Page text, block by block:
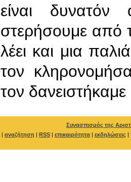
είναι
στερήσουμε από
λέει και μια
τον
τον
Συνασπισμός της
| αναζήτηση | RSS | επικαιρότητα | εκδηλώσεις |